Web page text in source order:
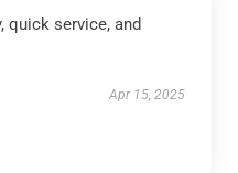
quick service, and
Apr 15, 2025